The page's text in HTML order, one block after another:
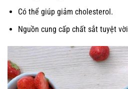
Có thể giúp giảm cholesterol.
Nguồn cung cấp chất sắt tuyệt